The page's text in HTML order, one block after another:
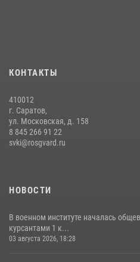
КОНТАКТЫ
410012
г. Саратов,
ул. Московская, д. 158
8 845 266 91 22
svki@rosgvard.ru
НОВОСТИ
В военном институте началась
курсантами 1 к...
03 августа 2026, 18:28